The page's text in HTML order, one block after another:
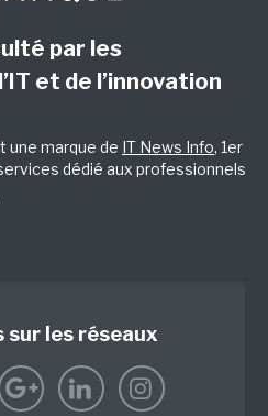
par les
et de l’innovation
une marque de IT News Info, 1er
dédié aux professionnels
sur les réseaux